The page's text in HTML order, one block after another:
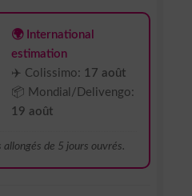
🌍 International
estimation
✈️ Colissimo: 17 août
📦 Mondial/Delivengo:
19 août
de 5 jours ouvrés.